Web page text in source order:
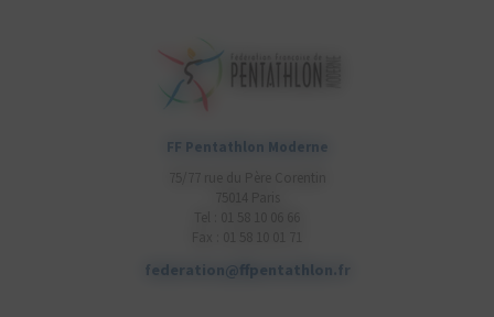
FF Pentathlon Moderne
federation@ffpentathlon.fr